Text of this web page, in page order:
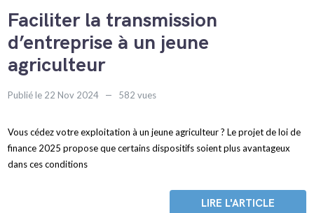
Faciliter la transmission
d’entreprise à un jeune
agriculteur
Publié le 22 Nov 2024 582 vues
Vous cédez votre exploitation à un jeune agriculteur ? Le projet de loi de
finance 2025 propose que certains dispositifs soient plus avantageux
dans ces conditions
LIRE L'ARTICLE